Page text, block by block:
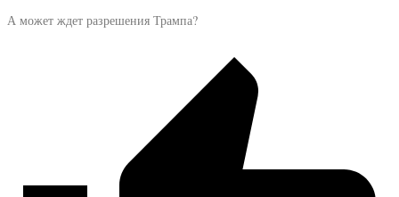
А может ждет разрешения Трампа?